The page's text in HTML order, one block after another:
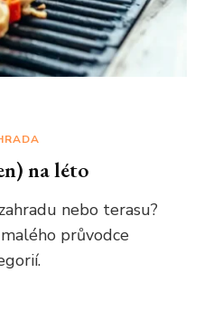
na léto
nebo terasu?
průvodce